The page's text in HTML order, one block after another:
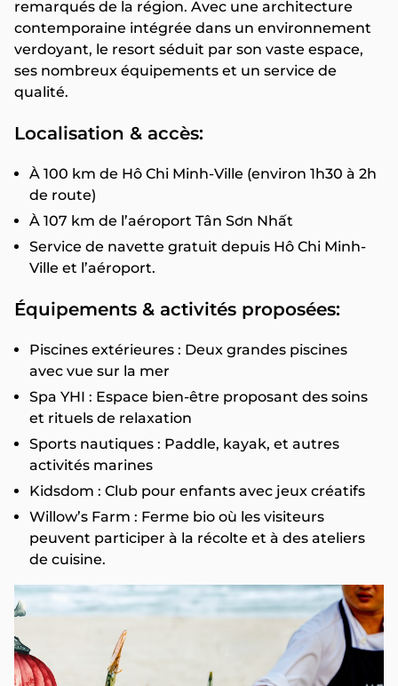
remarqués de la région. Avec une architecture
contemporaine intégrée dans un environnement
verdoyant, le resort séduit par son vaste espace,
ses nombreux équipements et un service de
qualité.
Localisation & accès:
À 100 km de Hô Chi Minh-Ville (environ 1h30 à 2h
de route)
À 107 km de l’aéroport Tân Sơn Nhất
Service de navette gratuit depuis Hô Chi Minh-
Ville et l’aéroport.
Équipements & activités proposées:
Piscines extérieures : Deux grandes piscines
avec vue sur la mer
Spa YHI : Espace bien-être proposant des soins
et rituels de relaxation
Sports nautiques : Paddle, kayak, et autres
activités marines
Kidsdom : Club pour enfants avec jeux créatifs
Willow’s Farm : Ferme bio où les visiteurs
peuvent participer à la récolte et à des ateliers
de cuisine.